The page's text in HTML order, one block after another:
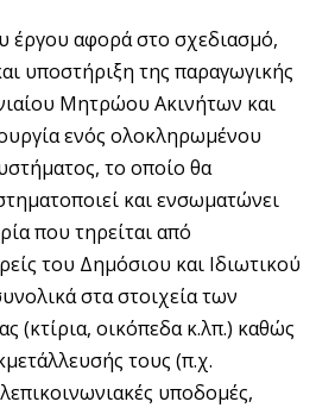
έργου αφορά στο σχεδιασμό,
υποστήριξη της παραγωγικής
Μητρώου Ακινήτων και
ενός ολοκληρωμένου
το οποίο θα
και ενσωματώνει
που τηρείται από
του Δημόσιου και Ιδιωτικού
στα στοιχεία των
(κτίρια, οικόπεδα κ.λπ.) καθώς
τους (π.χ.
υποδομές,